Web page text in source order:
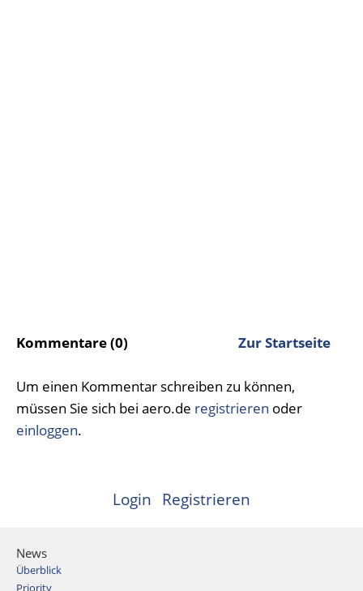
Kommentare (0) Zur Startseite
Um einen Kommentar schreiben zu können,
müssen Sie sich bei aero.de registrieren oder
einloggen.
Login Registrieren
News
Überblick
Priority